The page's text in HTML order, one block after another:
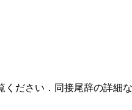
ださい．同接尾辞の詳細